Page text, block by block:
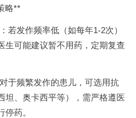
略**
若发作频率低（如每年1-2次）
生可能建议暂不用药，定期复查
于频繁发作的患儿，可选用抗
坦、奥卡西平等），需严格遵医
药。